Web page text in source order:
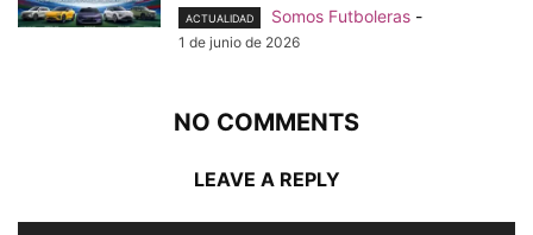
ACTUALIDAD Somos Futboleras -
1 de junio de 2026
NO COMMENTS
LEAVE A REPLY